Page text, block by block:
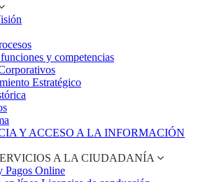
y competencias
Estratégico
Y ACCESO A LA INFORMACIÓN
A LA CIUDADANÍA
Pagos Online